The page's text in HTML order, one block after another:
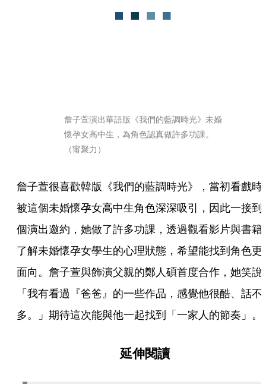
詹子萱演出華語版《我們的藍調時光》未婚
懷孕女高中生，為角色認真做許多功課。
（甯聚力）
詹子萱很喜歡韓版《我們的藍調時光》，當初看戲時
被這個未婚懷孕女高中生角色深深吸引，因此一接到
個演出邀約，她做了許多功課，透過觀看影片與書籍
了解未婚懷孕女學生的心理狀態，希望能找到角色更
面向。詹子萱與飾演父親的鄭人碩首度合作，她笑說
「我有看過『爸爸』的一些作品，感覺他很酷、話不
多。」期待這次能與他一起找到「一家人的節奏」。
延伸閱讀